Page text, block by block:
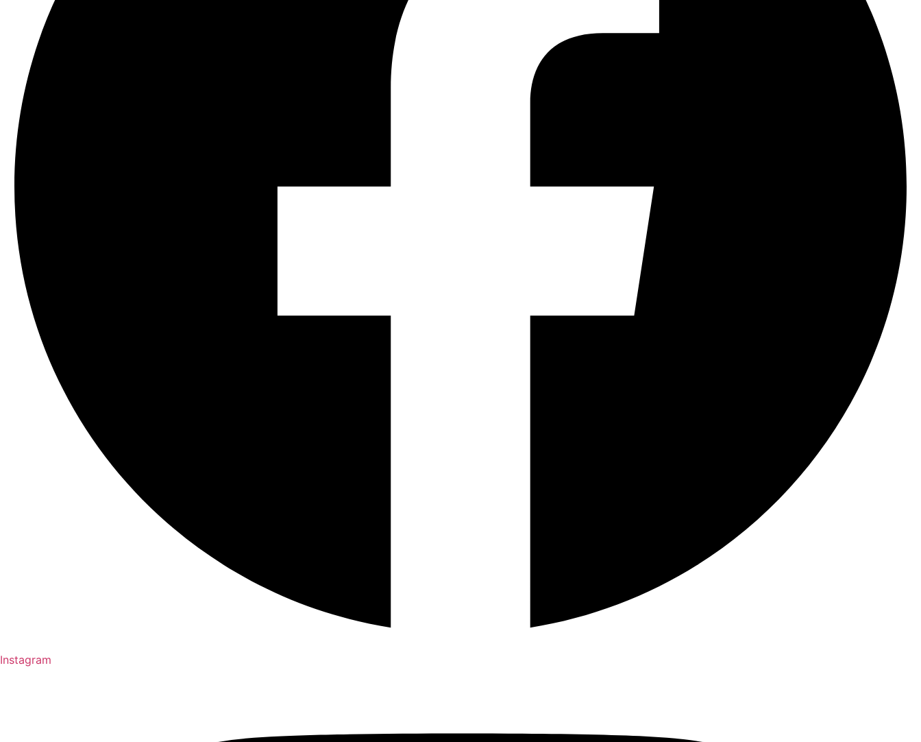
Instagram